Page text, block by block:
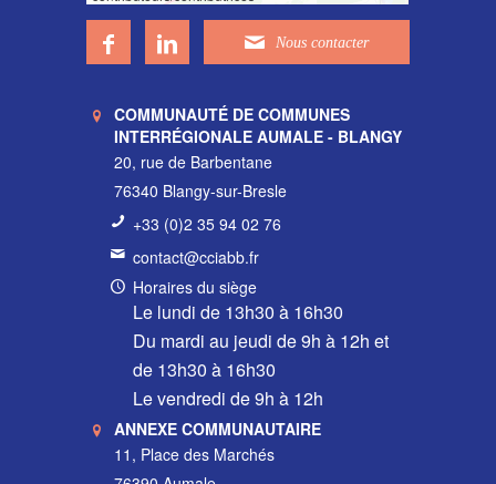
COMMUNAUTÉ DE COMMUNES
INTERRÉGIONALE AUMALE - BLANGY
20, rue de Barbentane
76340 Blangy-sur-Bresle
+33 (0)2 35 94 02 76
contact@cciabb.fr
Horaires du siège
Le lundi de 13h30 à 16h30
Du mardi au jeudi de 9h à 12h et
de 13h30 à 16h30
Le vendredi de 9h à 12h
ANNEXE COMMUNAUTAIRE
11, Place des Marchés